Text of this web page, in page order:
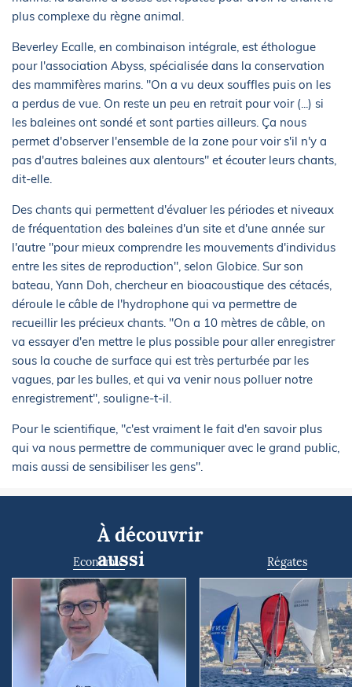
plus complexe du règne animal.
Beverley Ecalle, en combinaison intégrale, est éthologue
pour l'association Abyss, spécialisée dans la conservation
des mammifères marins. "On a vu deux souffles puis on les
a perdus de vue. On reste un peu en retrait pour voir (...) si
les baleines ont sondé et sont parties ailleurs. Ça nous
permet d'observer l'ensemble de la zone pour voir s'il n'y a
pas d'autres baleines aux alentours" et écouter leurs chants,
dit-elle.
Des chants qui permettent d'évaluer les périodes et niveaux
de fréquentation des baleines d'un site et d'une année sur
l'autre "pour mieux comprendre les mouvements d'individus
entre les sites de reproduction", selon Globice. Sur son
bateau, Yann Doh, chercheur en bioacoustique des cétacés,
déroule le câble de l'hydrophone qui va permettre de
recueillir les précieux chants. "On a 10 mètres de câble, on
va essayer d'en mettre le plus possible pour aller enregistrer
sous la couche de surface qui est très perturbée par les
vagues, par les bulles, et qui va venir nous polluer notre
enregistrement", souligne-t-il.
Pour le scientifique, "c'est vraiment le fait d'en savoir plus
qui va nous permettre de communiquer avec le grand public,
mais aussi de sensibiliser les gens".
À découvrir
aussi
Economie Régates